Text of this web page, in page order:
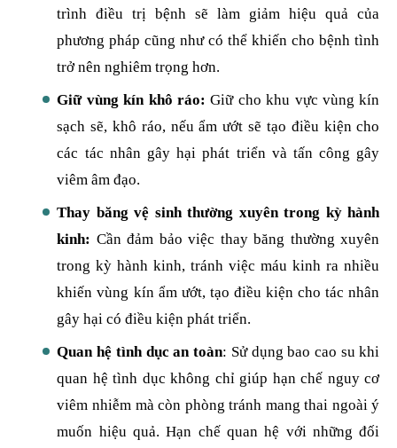
trình điều trị bệnh sẽ làm giảm hiệu quả của
phương pháp cũng như có thể khiến cho bệnh tình
trở nên nghiêm trọng hơn.
Giữ vùng kín khô ráo: Giữ cho khu vực vùng kín
sạch sẽ, khô ráo, nếu ẩm ướt sẽ tạo điều kiện cho
các tác nhân gây hại phát triển và tấn công gây
viêm âm đạo.
Thay băng vệ sinh thường xuyên trong kỳ hành
kinh: Cần đảm bảo việc thay băng thường xuyên
trong kỳ hành kinh, tránh việc máu kinh ra nhiều
khiến vùng kín ẩm ướt, tạo điều kiện cho tác nhân
gây hại có điều kiện phát triển.
Quan hệ tình dục an toàn: Sử dụng bao cao su khi
quan hệ tình dục không chỉ giúp hạn chế nguy cơ
viêm nhiễm mà còn phòng tránh mang thai ngoài ý
muốn hiệu quả. Hạn chế quan hệ với những đối